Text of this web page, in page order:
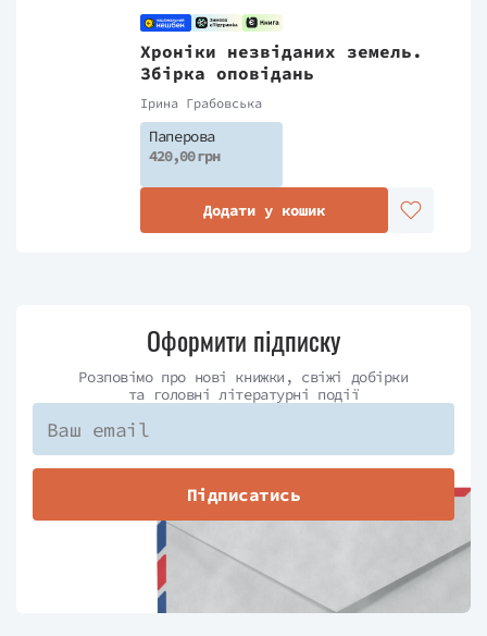
Хроніки незвіданих земель.
Збірка оповідань
Ірина Грабовська
Паперова
420,00 грн
Додати у кошик
Оформити підписку
Розповімо про нові книжки, свіжі добірки
та головні літературні події
Підписатись